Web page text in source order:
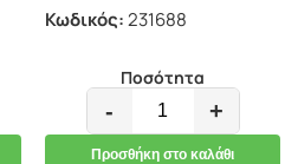
Κωδικός:231688
Ποσότητα
- +
Προσθήκη στο καλάθι